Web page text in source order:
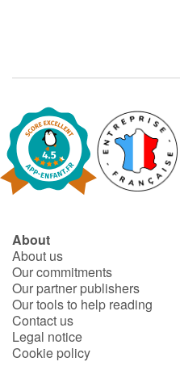
About
About us
Our commitments
Our partner publishers
Our tools to help reading
Contact us
Legal notice
Cookie policy